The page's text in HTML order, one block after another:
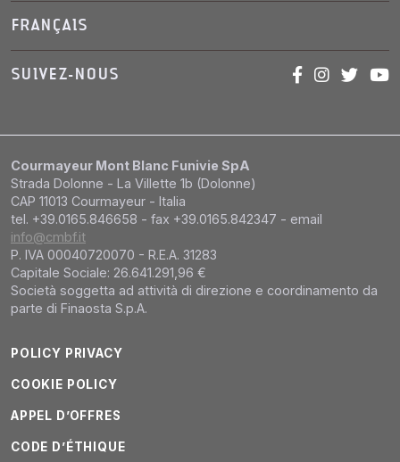
FRANÇAIS
SUIVEZ-NOUS
Courmayeur Mont Blanc Funivie SpA
Strada Dolonne - La Villette 1b (Dolonne)
CAP 11013 Courmayeur - Italia
tel. +39.0165.846658 - fax +39.0165.842347 - email
info@cmbf.it
P. IVA 00040720070 - R.E.A. 31283
Capitale Sociale: 26.641.291,96 €
Società soggetta ad attività di direzione e coordinamento da
parte di Finaosta S.p.A.
POLICY PRIVACY
COOKIE POLICY
APPEL D’OFFRES
CODE D’ÉTHIQUE